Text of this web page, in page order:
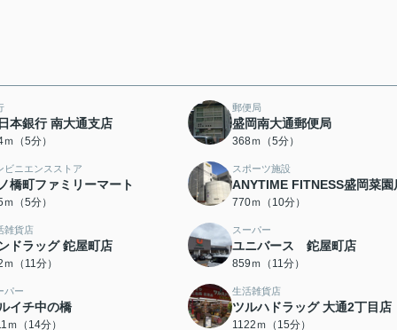
本銀行 南大通支店
（5分）
郵便局
盛岡南大通郵便局
368ｍ（5分）
ビニエンスストア
橋町ファミリーマート
（5分）
スポーツ施設
ANYTIME FITNESS盛岡菜園
770ｍ（10分）
雑貨店
ドラッグ 鉈屋町店
（11分）
スーパー
ユニバース 鉈屋町店
859ｍ（11分）
パー
イチ中の橋
ｍ（14分）
生活雑貨店
ツルハドラッグ 大通2丁目店
1122ｍ（15分）